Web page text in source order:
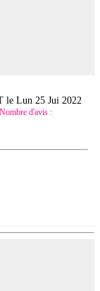
leLun 25 Jui 2022
d'avis :